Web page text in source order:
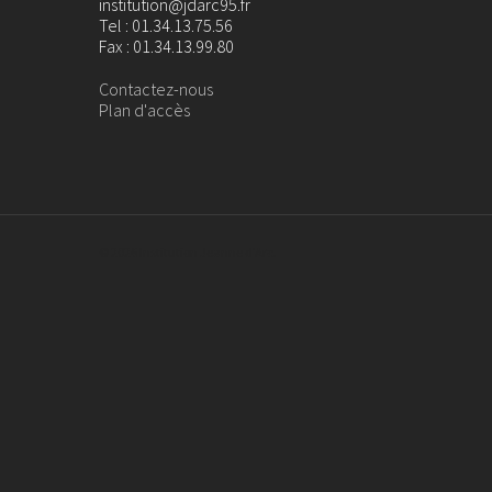
institution@jdarc95.fr
Tel : 01.34.13.75.56
Fax : 01.34.13.99.80
Contactez-nous
Plan d'accès